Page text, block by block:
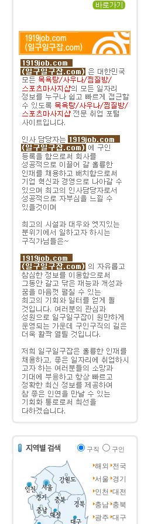
구직 구인
해외
전국
서울 경기
인천 대전
충남 충북
광주 대구